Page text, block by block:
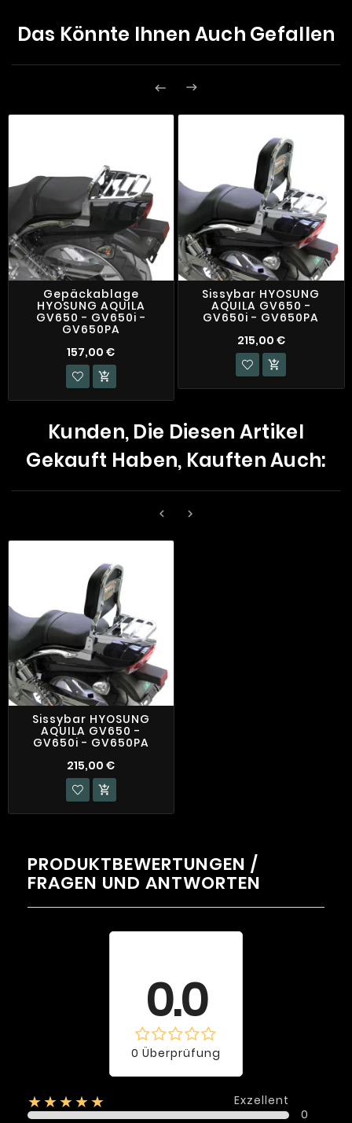
Das Könnte Ihnen Auch Gefallen
 
Gepäckablage
HYOSUNG AQUILA
GV650 - GV650i -
GV650PA
157,00 €

Sissybar HYOSUNG
AQUILA GV650 -
GV650i - GV650PA
215,00 €

Kunden, Die Diesen Artikel
Gekauft Haben, Kauften Auch:
 
Sissybar HYOSUNG
AQUILA GV650 -
GV650i - GV650PA
215,00 €

PRODUKTBEWERTUNGEN /
FRAGEN UND ANTWORTEN
0.0
0 Überprüfung
★★★★★
Exzellent
0